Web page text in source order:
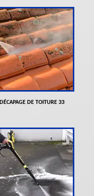
DÉCAPAGE DE TOITURE 33